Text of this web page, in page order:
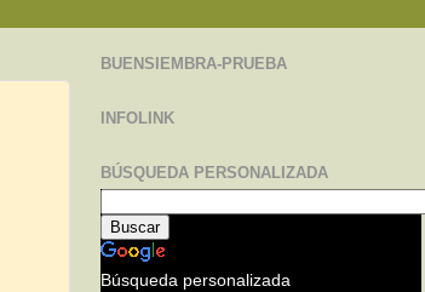
BUENSIEMBRA-PRUEBA
INFOLINK
BÚSQUEDA PERSONALIZADA
Búsqueda personalizada